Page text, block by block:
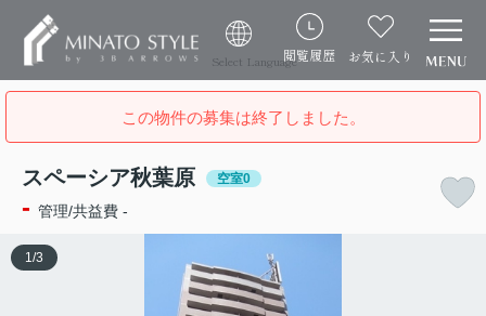
Select Language閲覧履歴 お気に入り
この物件の募集は終了しました。
スペーシア秋葉原 空室0
- 管理/共益費 -
1/3